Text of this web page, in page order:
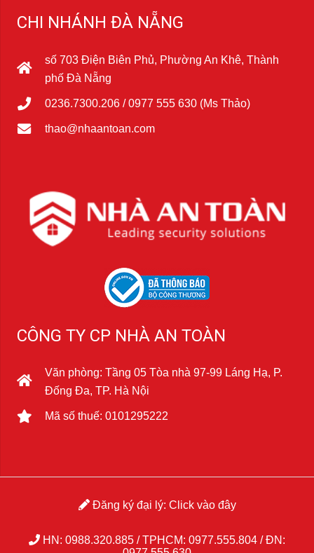
CHI NHÁNH ĐÀ NẴNG
số 703 Điện Biên Phủ, Phường An Khê, Thành
phố Đà Nẵng
0236.7300.206 / 0977 555 630 (Ms Thảo)
thao@nhaantoan.com
CÔNG TY CP NHÀ AN TOÀN
Văn phòng: Tầng 05 Tòa nhà 97-99 Láng Hạ, P.
Đống Đa, TP. Hà Nội
Mã số thuế: 0101295222
Đăng ký đại lý: Click vào đây
HN: 0988.320.885 / TPHCM: 0977.555.804 / ĐN: